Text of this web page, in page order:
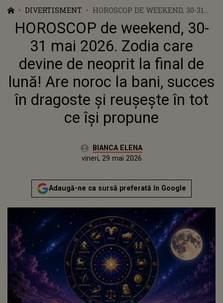
DIVERTISMENT
HOROSCOP DE WEEKEND, 30-31
MAI 2026. ZODIA CARE DEVINE DE
NEOPRIT LA FINAL DE LUNĂ!
ARE NOROC LA BANI, SUCCES ÎN
DRAGOSTE ȘI REUȘEȘTE ÎN TOT
CE ÎȘI PROPUNE
HOROSCOP de weekend, 30-
31 mai 2026. Zodia care
devine de neoprit la final de
lună! Are noroc la bani, succes
în dragoste și reușește în tot
ce își propune
Autor:BIANCA ELENA
Publicat:
vineri, 29 mai 2026
Adaugă-ne ca sursă preferată în Google